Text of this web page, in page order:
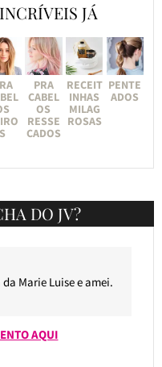
JÁ
S
PRA
CABEL
OS
RESSE
CADOS
RECEIT
INHAS
MILAG
ROSAS
PENTE
ADOS
DO JV?
da Marie Luise e amei.
AQUI